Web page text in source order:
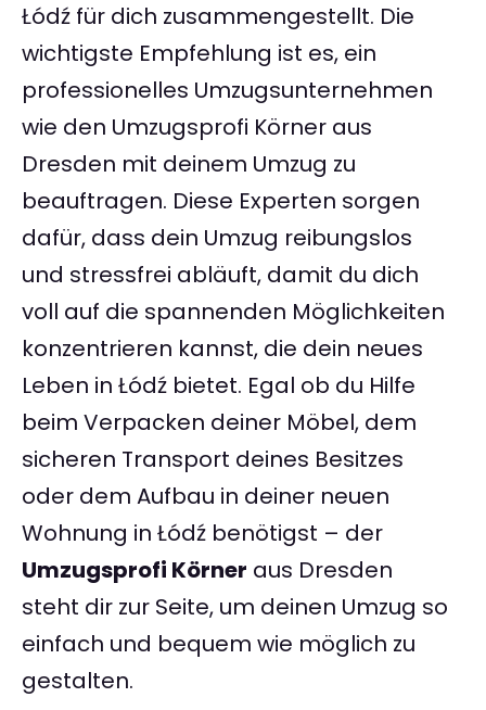
Łódź für dich zusammengestellt. Die
wichtigste Empfehlung ist es, ein
professionelles Umzugsunternehmen
wie den Umzugsprofi Körner aus
Dresden mit deinem Umzug zu
beauftragen. Diese Experten sorgen
dafür, dass dein Umzug reibungslos
und stressfrei abläuft, damit du dich
voll auf die spannenden Möglichkeiten
konzentrieren kannst, die dein neues
Leben in Łódź bietet. Egal ob du Hilfe
beim Verpacken deiner Möbel, dem
sicheren Transport deines Besitzes
oder dem Aufbau in deiner neuen
Wohnung in Łódź benötigst – der
Umzugsprofi Körner aus Dresden
steht dir zur Seite, um deinen Umzug so
einfach und bequem wie möglich zu
gestalten.